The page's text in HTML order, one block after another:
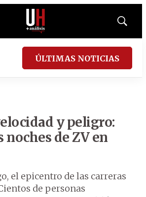
Mostrar
ÚLTIMAS NOTICIAS
y peligro:
noches de ZV en
el epicentro de las carreras
de personas